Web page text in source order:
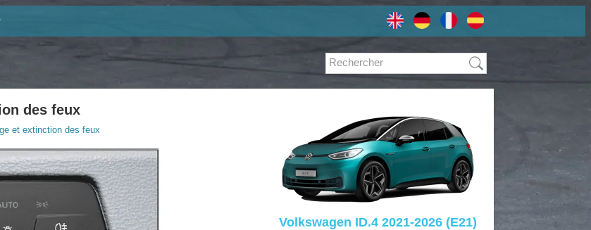
des feux
et extinction des feux
Volkswagen ID.4 2021-2026 (E21)